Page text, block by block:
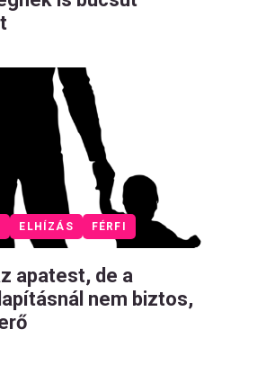
ELHÍZÁS FÉRFI
apatest, de a
nem biztos,